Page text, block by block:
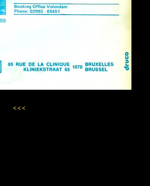
<<<